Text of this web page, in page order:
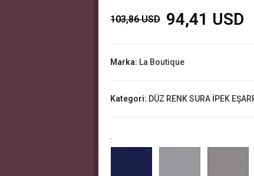
103,86 USD 94,41 USD
Marka: La Boutique
Kategori: DÜZ RENK SURA İPEK
: